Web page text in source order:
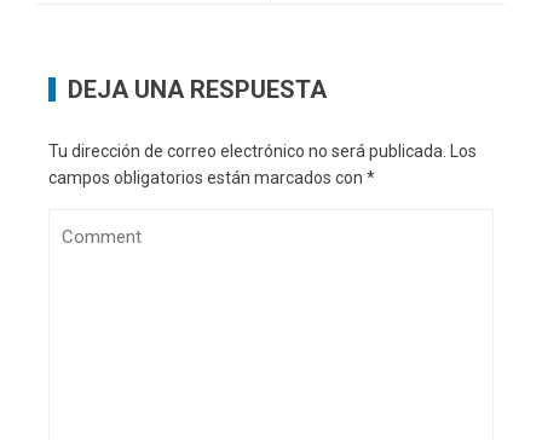
DEJA UNA RESPUESTA
Tu dirección de correo electrónico no será publicada.
Los
campos obligatorios están marcados con *